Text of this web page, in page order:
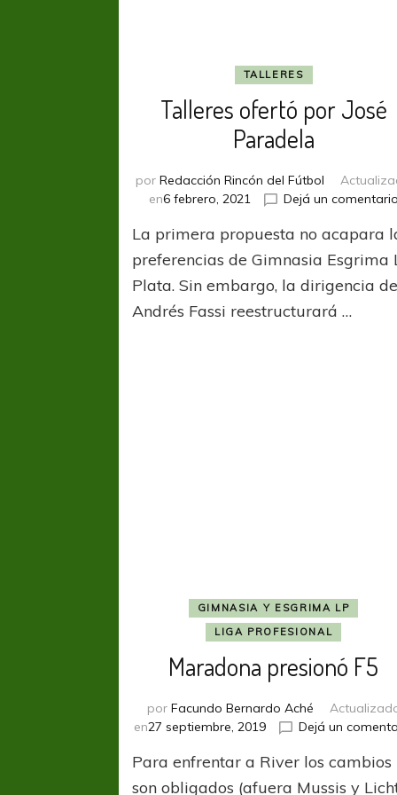
TALLERES
Talleres ofertó por José
Paradela
porRedacción Rincón del Fútbol
en6 febrero, 2021 Dejá un comentario
La primera propuesta no acapara
preferencias de Gimnasia Esgrima
Plata. Sin embargo, la dirigencia de
Andrés Fassi reestructurará …
GIMNASIA Y ESGRIMA LP
LIGA PROFESIONAL
Maradona presionó F5
por Facundo Bernardo Aché
en27 septiembre, 2019 Dejá un
Para enfrentar a River los cambios
son obligados (afuera Mussis y